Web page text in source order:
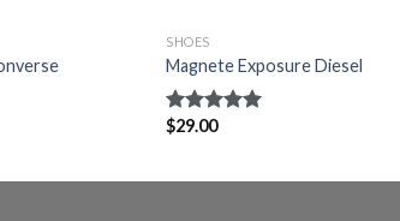
SHOES
Magnete Exposure Diesel
Arvostelu
$29.00